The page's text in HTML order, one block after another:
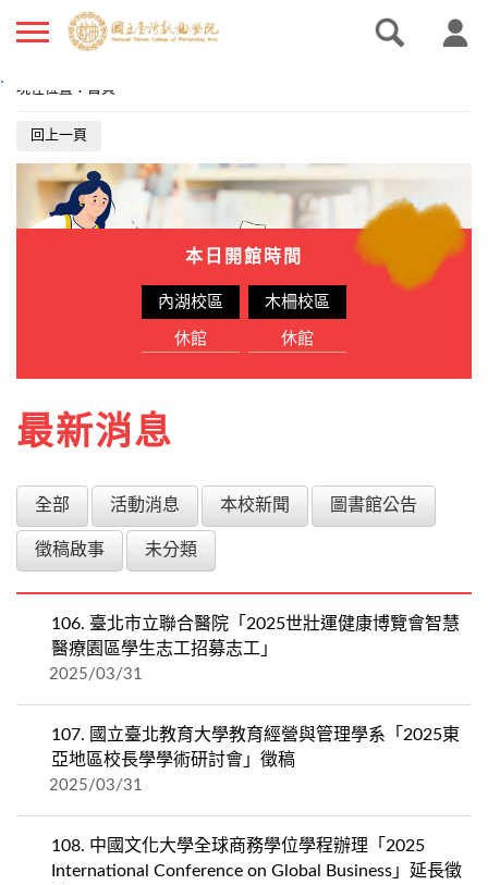
.
現在位置 ： 首頁
回上一頁
本日開館時間
內湖校區
休館
木柵校區
休館
最新消息
全部 活動消息 本校新聞 圖書館公告
徵稿啟事 未分類
106. 臺北市立聯合醫院「2025世壯運健康博覽會智慧
醫療園區學生志工招募志工」
2025/03/31
107. 國立臺北教育大學教育經營與管理學系「2025東
亞地區校長學學術研討會」徵稿
2025/03/31
108. 中國文化大學全球商務學位學程辦理「2025
International Conference on Global Business」延長徵